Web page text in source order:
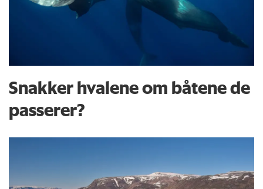
Snakker hvalene om båtene de
passerer?